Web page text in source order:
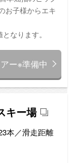
お子様からエキ
なります。
ー※準備中
キー場
本／滑走距離